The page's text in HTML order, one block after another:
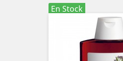
En Stock